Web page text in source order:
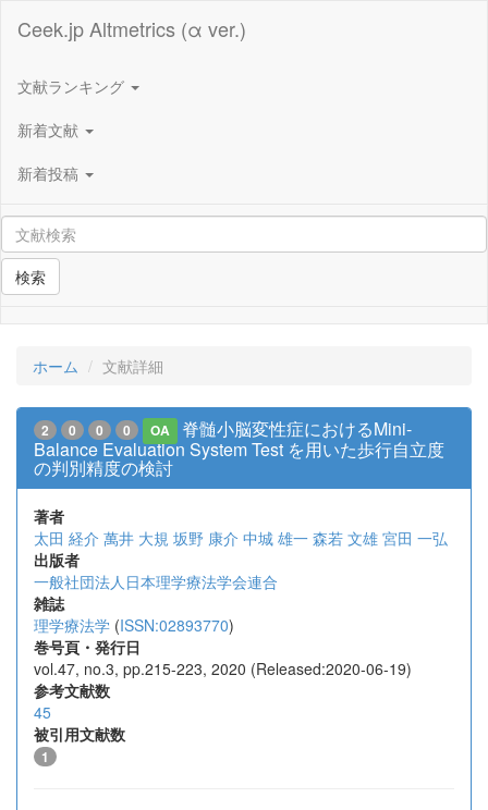
Ceek.jp Altmetrics (α ver.)
文献ランキング
新着文献
新着投稿
検索
ホーム 文献詳細
2 0 0 0 OA
脊髄小脳変性症におけるMini-
Balance Evaluation System Test を用いた歩行自立度
の判別精度の検討
著者
太田 経介 萬井 大規 坂野 康介 中城 雄一 森若 文雄 宮田 一弘
出版者
一般社団法人日本理学療法学会連合
雑誌
理学療法学 (ISSN:02893770)
巻号頁・発行日
vol.47, no.3, pp.215-223, 2020 (Released:2020-06-19)
参考文献数
45
被引用文献数
1